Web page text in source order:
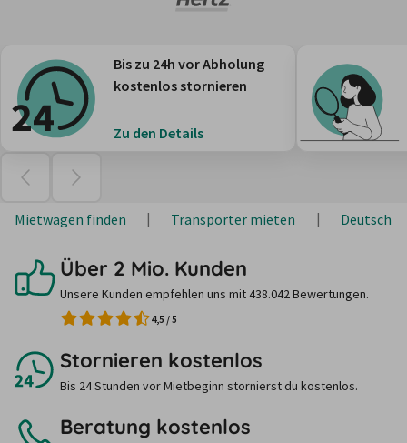
Bis zu 24h vor Abholung
kostenlos stornieren
Zu den Details
Mietwagen finden Transporter mieten
Über 2 Mio. Kunden
Unsere Kunden empfehlen uns mit 438.042 Bewertungen.
4,5 /5
Stornieren kostenlos
Bis 24 Stunden vor Mietbeginn stornierst du kostenlos.
Beratung kostenlos